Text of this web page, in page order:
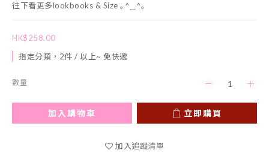
往下看更多lookbooks & Size ｡^‿^｡
HK$258.00
指定分類，2件 / 以上~ 免快遞
數量
加入購物車 立即購買
加入追蹤清單